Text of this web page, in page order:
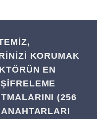
KORUMAK
EN
(256